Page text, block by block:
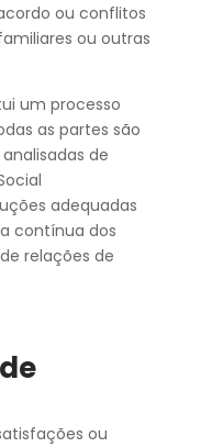
ou conflitos
ou outras
um processo
as partes são
de
adequadas
contínua dos
relações de
ou